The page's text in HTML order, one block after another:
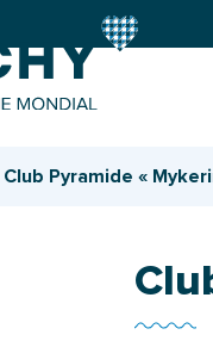
Club Pyramide «